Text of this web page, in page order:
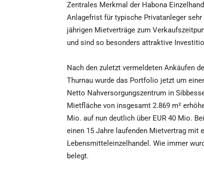
Zentrales Merkmal der Habona
Anlagefrist für typische Privatanleger
jährigen Mietverträge zum
und sind so besonders attraktive
Nach den zuletzt vermeldeten Ankäufen
Thurnau wurde das Portfolio jetzt um
Netto Nahversorgungszentrum in
Mietfläche von insgesamt 2.869 m²
Mio. auf nun deutlich über EUR 40 Mio.
einen 15 Jahre laufenden Mietvertrag
Lebensmitteleinzelhandel. Wie immer
belegt.